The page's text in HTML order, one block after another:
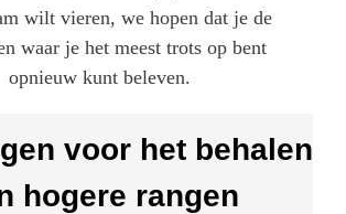
wilt vieren, we hopen dat je de
waar je het meest trots op bent
opnieuw kunt beleven.
voor het behalen
hogere rangen